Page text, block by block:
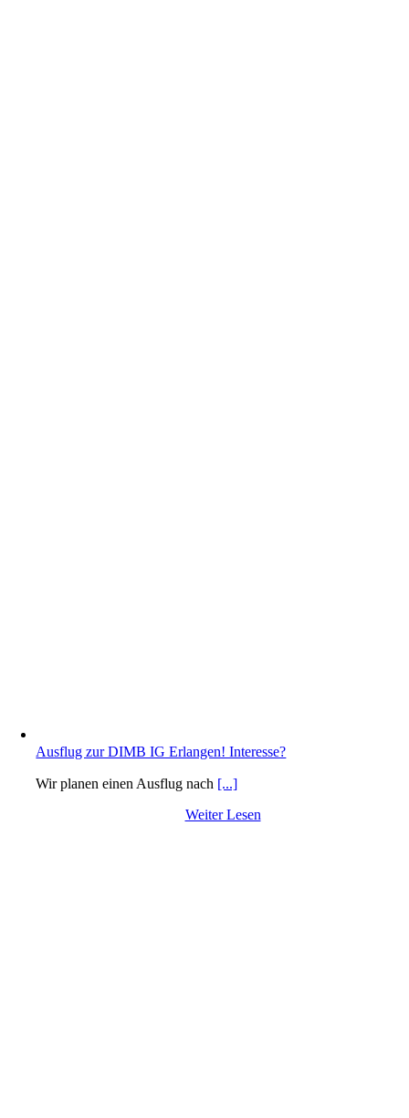
Ausflug zur DIMB IG Erlangen! Interesse?
Wir planen einen Ausflug nach [...]
Weiter Lesen